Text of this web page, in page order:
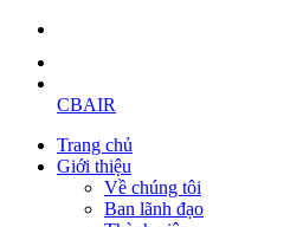
CBAIR
Trang chủ
Giới thiệu
Về chúng tôi
Ban lãnh đạo